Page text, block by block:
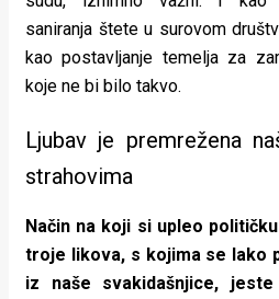
saniranja štete u surovom
kao postavljanje temelja za
koje ne bi bilo takvo.
Ljubav je premrežena
strahovima
Način na koji si upleo
troje likova, s kojima se lako
iz naše svakidašnjice,